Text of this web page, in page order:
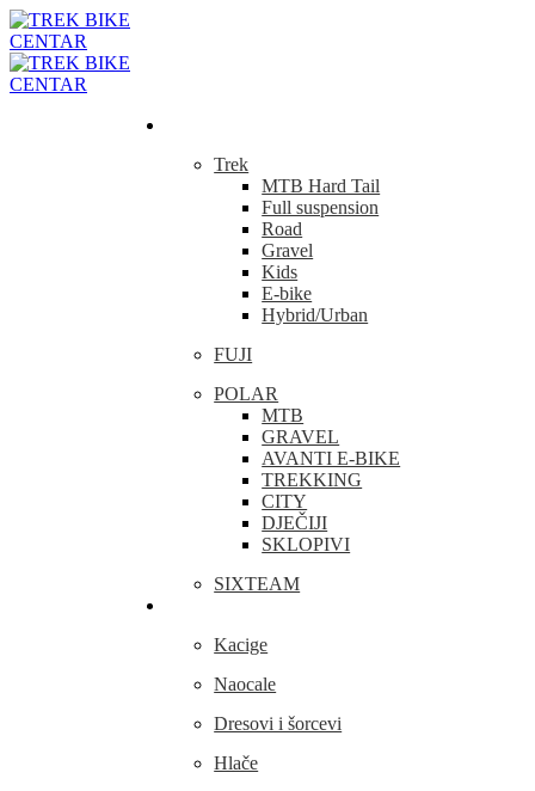
Trek
MTB Hard Tail
Full suspension
Road
Gravel
Kids
E-bike
Hybrid/Urban
FUJI
POLAR
MTB
GRAVEL
AVANTI E-BIKE
TREKKING
CITY
DJEČIJI
SKLOPIVI
SIXTEAM
Kacige
Naocale
Dresovi i šorcevi
Hlače